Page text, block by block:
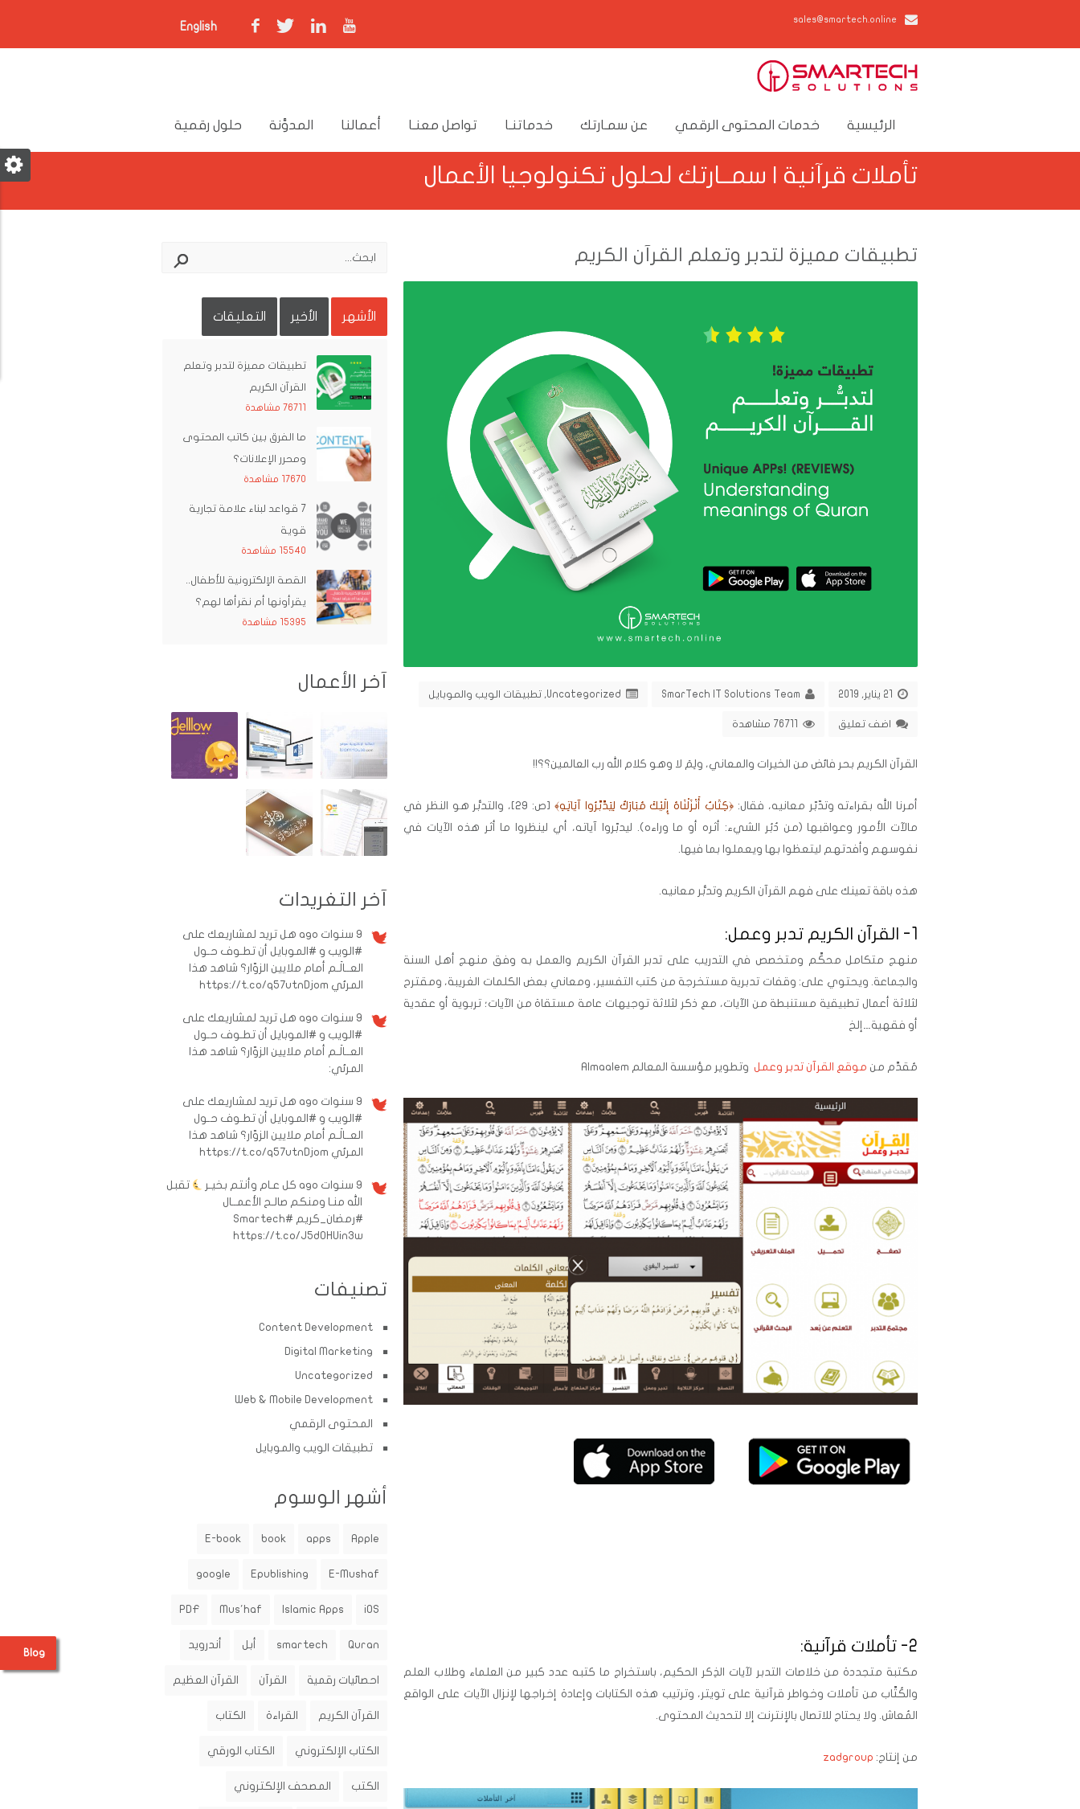
sales@smartech.online
English
الرئيسية خدمات المحتوى الرقمي عن سمـارتك خدماتنـا تواصل معنـا أعمالنا المدوَّنة حلول رقمية
تأملات قرآنية | سمــارتك لحلول تكنولوجيا الأعمال
تطبيقات مميزة لتدبر وتعلم القرآن الكريم
SmarTech IT Solutions Team
Uncategorized
, تطبيقات الويب والموبايل
اضف تعليق
القرآن الكريم بحر فائض من الخيرات والمعاني، ولِمَ لا وهو كلام الله رب العالمين؟؟!!
أمرنا الله بقراءته وتدّبّر معانيه، فقال: ﴿كِتَابٌ أَنْزَلْنَاهُ إِلَيْكَ مُبَارَكٌ لِيَدَّبَّرُوا آيَاتِهِ﴾
[ص: 29]، والتدبُّر هو النظر في
مالآت الأمور وعواقبها (من دُبُر الشيء: أثره أو ما وراءه). ليدبّروا آياته، أي لينظروا ما أثر هذه الآيات في
نفوسهم وأفدتهم ليتعظوا بها ويعملوا بما فيها.
هذه باقة تعينك على فهم القرآن الكريم وتدبُّر معانيه.
1- القرآن الكريم تدبر وعمل:
منهج متكامل محكَّم ومتخصص في التدريب على تدبر القرآن الكريم والعمل به وفق منهج أهل السنة
والجماعة. ويحتوي على: وقفات تدبرية مستخرجة من كتب التفسير، ومعاني بعض الكلمات الغريبة، ومقترح
لثلاثة أعمال تطبيقية مستنبطة من الآيات، مع ذكر لثلاثة توجيهات عامة مستقاة من الآيات؛ تربوية أو عقدية
أو فقهية…إلخ
مُقدَّم من موقع القرآن تدبر وعمل وتطوير مؤسسة المعالم Almaalem
2- تأملات قرآنية:
مكتبة متجددة من خلاصات التدبر لآيات الذِكر الحكيم، باستخراج ما كتبه عدد كبير من العلماء وطلاب العلم
والكُتَّاب من تأملات وخواطر قرآنية على تويتر، وترتيب هذه الكتابات وإعادة إخراجها لإنزال الآيات على الواقع
المُعاش. ولا يحتاج للاتصال بالإنترنت إلا لتحديث المحتوى.
من إنتاج: zadgroup
الأشهر الأخير التعليقات
تطبيقات مميزة لتدبر وتعلم
القرآن الكريم
76711 مشاهدة
ما الفرق بين كاتب المحتوى
ومحرر الإعلانات؟
17670 مشاهدة
7 قواعد لبناء علامة تجارية
قوية
15540 مشاهدة
القصة الإلكترونية للأطفال..
يقرأونها أم نقرأها لهم؟
15395 مشاهدة
آخر الأعمال
آخر التغريدات
9 سنوات ago
هل تريد لمشاريعك على
#الويب و #الموبايل أن تطـوف حـول
العــالَـم أمام ملايين الزوّار؟ شاهد هذا
المرئي https://t.co/q57utnDjom
9 سنوات ago
هل تريد لمشاريعك على
#الويب و #الموبايل أن تطـوف حـول
العــالَـم أمام ملايين الزوّار؟ شاهد هذا
المرئي:
9 سنوات ago
هل تريد لمشاريعك على
#الويب و #الموبايل أن تطـوف حـول
العــالَـم أمام ملايين الزوّار؟ شاهد هذا
المرئي https://t.co/q57utnDjom
9 سنوات ago كل عـام وأنتم بخيـر
تقبل
الله منـا ومنكم صالـح الأعمــال
#رمضان_كريم #Smartech
https://t.co/J5d0HUin3w
تصنيفات
Content Development
Digital Marketing
Uncategorized
Web & Mobile Development
المحتوى الرقمي
تطبيقات الويب والموبايل
أشهر الوسوم
Apple
apps
book
E-book
E-Mushaf
Epublishing
google
iOS
Islamic Apps
Mus'haf
PDF
Quran
smartech أبل أندرويد
احصائيات رقمية القرآن القرآن العظيم
القرآن الكريم القراءة الكتاب
الكتاب الإلكتروني الكتاب الورقي
الكتب المصحف الإلكتروني
Blog